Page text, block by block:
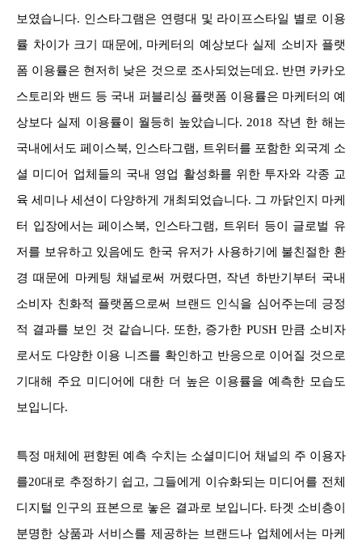
보였습니다. 인스타그램은 연령대 및 라이프스타일 별로 이용
률 차이가 크기 때문에, 마케터의 예상보다 실제 소비자 플랫
폼 이용률은 현저히 낮은 것으로 조사되었는데요. 반면 카카오
스토리와 밴드 등 국내 퍼블리싱 플랫폼 이용률은 마케터의 예
상보다 실제 이용률이 월등히 높았습니다. 2018 작년 한 해는
국내에서도 페이스북, 인스타그램, 트위터를 포함한 외국계 소
셜 미디어 업체들의 국내 영업 활성화를 위한 투자와 각종 교
육 세미나 세션이 다양하게 개최되었습니다. 그 까닭인지 마케
터 입장에서는 페이스북, 인스타그램, 트위터 등이 글로벌 유
저를 보유하고 있음에도 한국 유저가 사용하기에 불친절한 환
경 때문에 마케팅 채널로써 꺼렸다면, 작년 하반기부터 국내
소비자 친화적 플랫폼으로써 브랜드 인식을 심어주는데 긍정
적 결과를 보인 것 같습니다. 또한, 증가한 PUSH 만큼 소비자
로서도 다양한 이용 니즈를 확인하고 반응으로 이어질 것으로
기대해 주요 미디어에 대한 더 높은 이용률을 예측한 모습도
보입니다.
특정 매체에 편향된 예측 수치는 소셜미디어 채널의 주 이용자
를20대로 추정하기 쉽고, 그들에게 이슈화되는 미디어를 전체
디지털 인구의 표본으로 놓은 결과로 보입니다. 타겟 소비층이
분명한 상품과 서비스를 제공하는 브랜드나 업체에서는 마케